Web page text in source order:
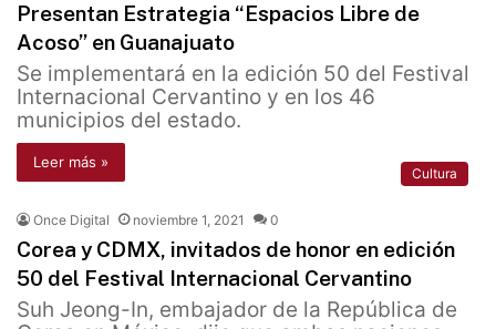
Presentan Estrategia “Espacios Libre de
Acoso” en Guanajuato
Se implementará en la edición 50 del Festival
Internacional Cervantino y en los 46
municipios del estado.
Leer más »
Cultura
Once Digital noviembre 1, 2021 0
Corea y CDMX, invitados de honor en edición
50 del Festival Internacional Cervantino
Suh Jeong-In, embajador de la República de